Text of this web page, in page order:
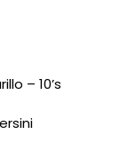
– 10’s